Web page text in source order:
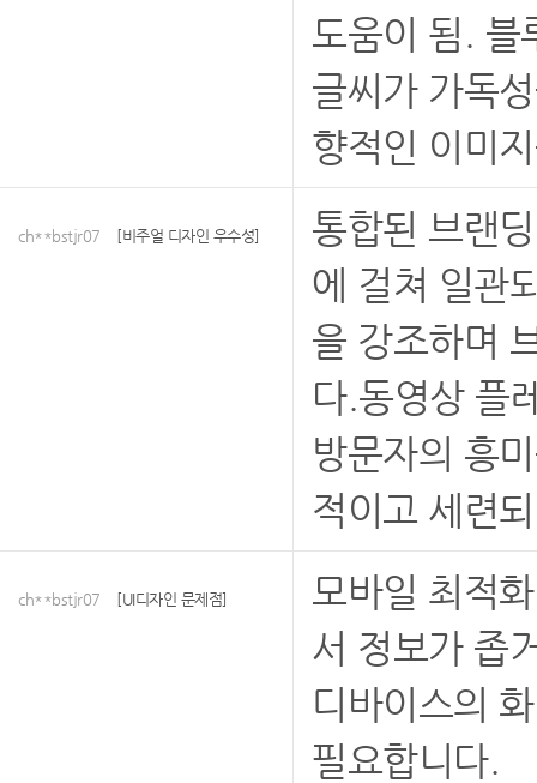
도움이 됨. 블
글씨가 가독
향적인 이미
ch**bstjr07 [비주얼 디자인 우수성]
통합된 브랜
에 걸쳐 일관
을 강조하며
다.동영상 플
방문자의 흥
적이고 세련
ch**bstjr07 [UI디자인 문제점]
모바일 최적
서 정보가 좁
디바이스의
필요합니다.